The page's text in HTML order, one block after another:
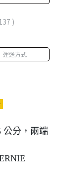
)
運送方式
公分，兩端